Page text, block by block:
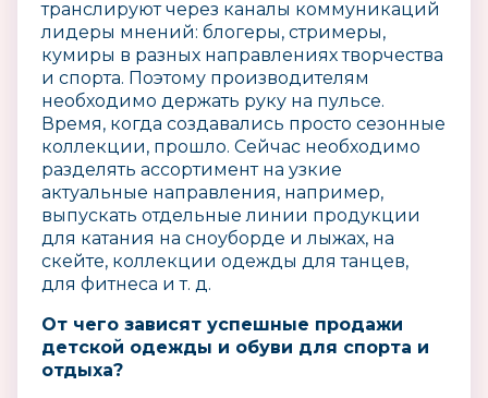
транслируют через каналы коммуникаций
лидеры мнений: блогеры, стримеры,
кумиры в разных направлениях творчества
и спорта. Поэтому производителям
необходимо держать руку на пульсе.
Время, когда создавались просто сезонные
коллекции, прошло. Сейчас необходимо
разделять ассортимент на узкие
актуальные направления, например,
выпускать отдельные линии продукции
для катания на сноуборде и лыжах, на
скейте, коллекции одежды для танцев,
для фитнеса и т. д.
От чего зависят успешные продажи
детской одежды и обуви для спорта и
отдыха?